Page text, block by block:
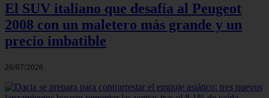
El SUV italiano que desafía al Peugeot
2008 con un maletero más grande y un
precio imbatible
26/07/2026